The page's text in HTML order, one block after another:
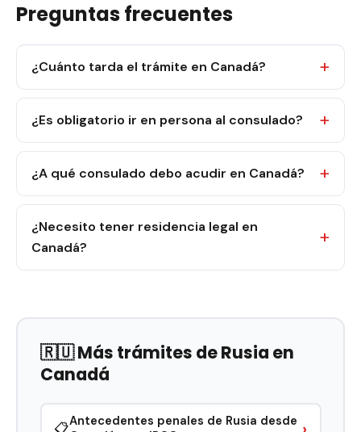
Preguntas frecuentes
¿Cuánto tarda el trámite en Canadá?
¿Es obligatorio ir en persona al consulado?
¿A qué consulado debo acudir en Canadá?
¿Necesito tener residencia legal en
Canadá?
🇷🇺 Más trámites de Rusia en
Canadá
📋Antecedentes penales de Rusia desde